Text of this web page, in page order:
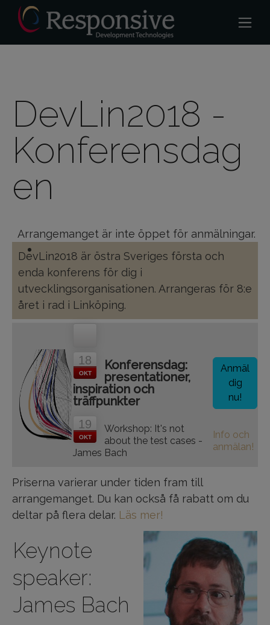
DevLin2018 -
Konferensdag
en
Arrangemanget är inte öppet för anmälningar.
DevLin2018 är östra Sveriges första och
enda konferens för dig i
utvecklingsorganisationen. Arrangeras för 8:e
året i rad i Linköping.
18
OKT
Konferensdag:
presentationer,
inspiration och
träffpunkter
Anmäl
dig
nu!
19
OKT
Workshop: It's not
about the test cases -
James Bach
Info och
anmälan!
Priserna varierar under tiden fram till
arrangemanget. Du kan också få rabatt om du
deltar på flera delar. Läs mer!
Keynote
speaker:
James Bach